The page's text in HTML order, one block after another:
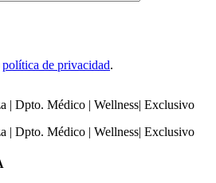
política de privacidad.
Dpto. Médico Wellness Exclusivo
Dpto. Médico Wellness Exclusivo